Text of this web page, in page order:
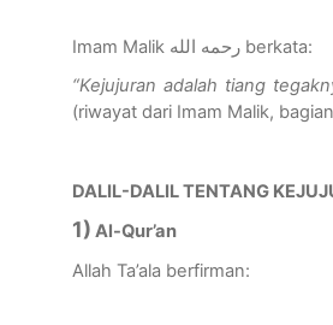
Imam Malik رحمه الله berkata:
“Kejujuran adalah tiang
(riwayat dari Imam Malik,
DALIL-DALIL TENTANG
1) Al-Qur’an
Allah Ta’ala berfirman: